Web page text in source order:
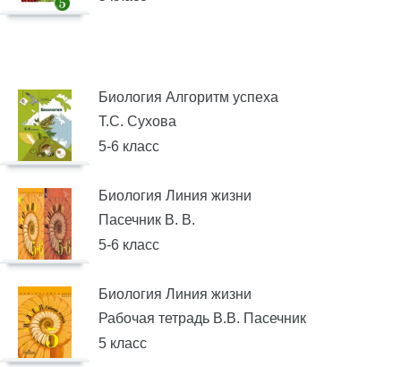
Биология Алгоритм успеха
Т.С. Сухова
5-6 класс
Биология Линия жизни
Пасечник В. В.
5-6 класс
Биология Линия жизни
Рабочая тетрадь В.В. Пасечник
5 класс